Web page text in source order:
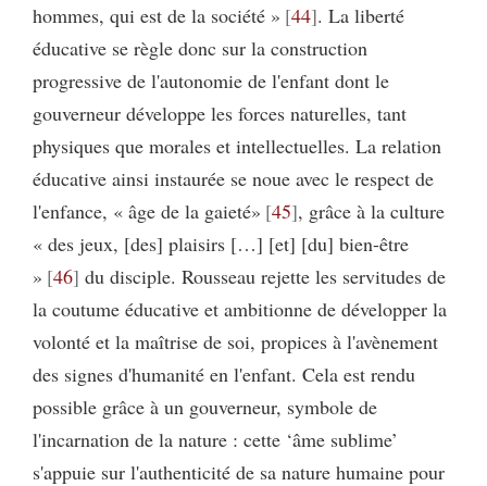
hommes, qui est de la société » 44 . La liberté
éducative se règle donc sur la construction
progressive de l'autonomie de l'enfant dont le
gouverneur développe les forces naturelles, tant
physiques que morales et intellectuelles. La relation
éducative ainsi instaurée se noue avec le respect de
l'enfance, « âge de la gaieté» 45 , grâce à la culture
« des jeux, [des] plaisirs […] [et] [du] bien-être
» 46 du disciple. Rousseau rejette les servitudes de
la coutume éducative et ambitionne de développer la
volonté et la maîtrise de soi, propices à l'avènement
des signes d'humanité en l'enfant. Cela est rendu
possible grâce à un gouverneur, symbole de
l'incarnation de la nature : cette ‘âme sublime’
s'appuie sur l'authenticité de sa nature humaine pour